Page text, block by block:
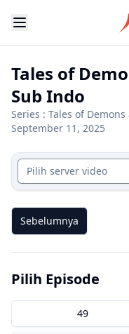
Tales of
Sub Indo
Series : Tales of
September 11, 2025
Pilih server video
Sebelumnya
Pilih Episode
49